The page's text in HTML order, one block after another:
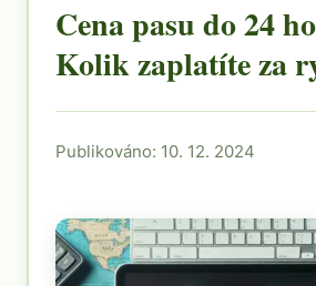
Cena pasu do 24
Kolik zaplatíte za
Publikováno: 10. 12. 2024